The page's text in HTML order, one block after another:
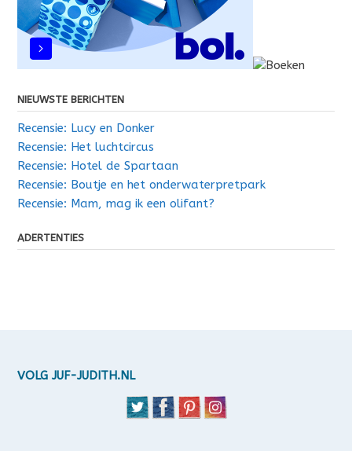
NIEUWSTE BERICHTEN
Recensie: Lucy en Donker
Recensie: Het luchtcircus
Recensie: Hotel de Spartaan
Recensie: Boutje en het onderwaterpretpark
Recensie: Mam, mag ik een olifant?
ADERTENTIES
VOLG JUF-JUDITH.NL